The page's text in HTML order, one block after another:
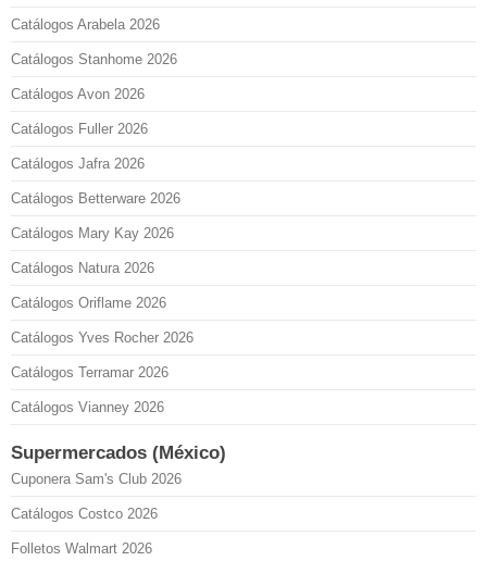
Catálogos Arabela 2026
Catálogos Stanhome 2026
Catálogos Avon 2026
Catálogos Fuller 2026
Catálogos Jafra 2026
Catálogos Betterware 2026
Catálogos Mary Kay 2026
Catálogos Natura 2026
Catálogos Oriflame 2026
Catálogos Yves Rocher 2026
Catálogos Terramar 2026
Catálogos Vianney 2026
Supermercados (México)
Cuponera Sam's Club 2026
Catálogos Costco 2026
Folletos Walmart 2026